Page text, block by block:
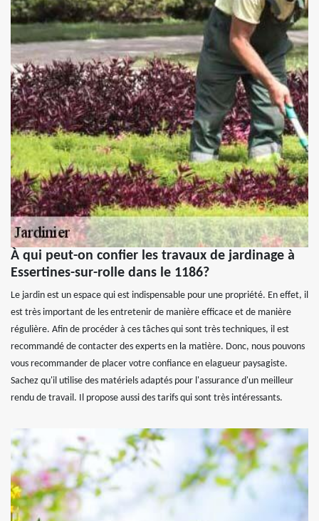
À qui peut-on confier les travaux de jardinage à
Essertines-sur-rolle dans le 1186?
Le jardin est un espace qui est indispensable pour une propriété. En effet, il
est très important de les entretenir de manière efficace et de manière
régulière. Afin de procéder à ces tâches qui sont très techniques, il est
recommandé de contacter des experts en la matière. Donc, nous pouvons
vous recommander de placer votre confiance en elagueur paysagiste.
Sachez qu'il utilise des matériels adaptés pour l'assurance d'un meilleur
rendu de travail. Il propose aussi des tarifs qui sont très intéressants.